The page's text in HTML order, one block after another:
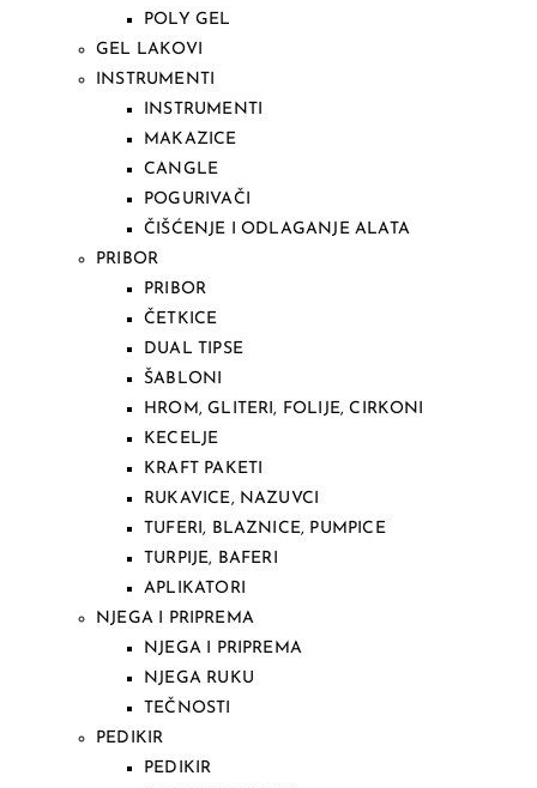
POLY GEL
GEL LAKOVI
INSTRUMENTI
INSTRUMENTI
MAKAZICE
CANGLE
POGURIVAČI
ČIŠĆENJE I ODLAGANJE ALATA
PRIBOR
PRIBOR
ČETKICE
DUAL TIPSE
ŠABLONI
HROM, GLITERI, FOLIJE, CIRKONI
KECELJE
KRAFT PAKETI
RUKAVICE, NAZUVCI
TUFERI, BLAZNICE, PUMPICE
TURPIJE, BAFERI
APLIKATORI
NJEGA I PRIPREMA
NJEGA I PRIPREMA
NJEGA RUKU
TEČNOSTI
PEDIKIR
PEDIKIR